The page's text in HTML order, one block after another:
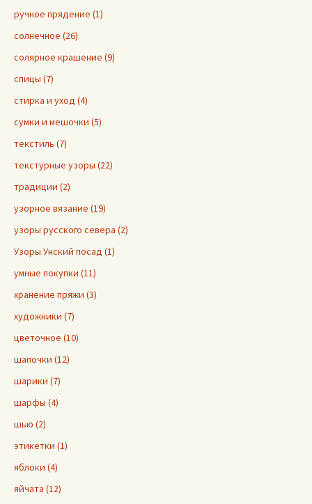
ручное прядение (1)
солнечное (26)
солярное крашение (9)
спицы (7)
стирка и уход (4)
сумки и мешочки (5)
текстиль (7)
текстурные узоры (22)
традиции (2)
узорное вязание (19)
узоры русского севера (2)
Узоры Унский посад (1)
умные покупки (11)
хранение пряжи (3)
художники (7)
цветочное (10)
шапочки (12)
шарики (7)
шарфы (4)
шью (2)
этикетки (1)
яблоки (4)
яйчата (12)